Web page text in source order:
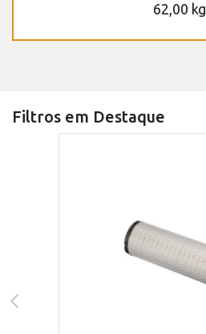
62,00 kg
Filtros em Destaque